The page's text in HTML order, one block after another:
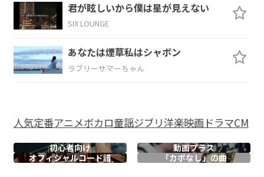
Cmaj7 D Em7 B7
それじゃ 空いた穴 は埋め られな
君が眩しいから僕は星が見えない
SIX LOUNGE
あなたは煙草私はシャボン
ラブリーサマーちゃん
人気定番アニメボカロ童謡ジブリ洋楽映画ドラマCM
初心者向け
動画プラス
オフィシャルコード譜 「カポなし」の曲